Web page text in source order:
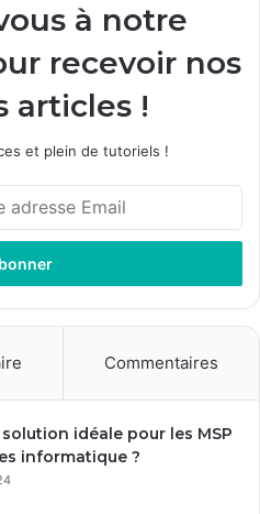
à notre
recevoir nos
articles !
et plein de tutoriels !
Commentaires
solution idéale pour les MSP
informatique ?